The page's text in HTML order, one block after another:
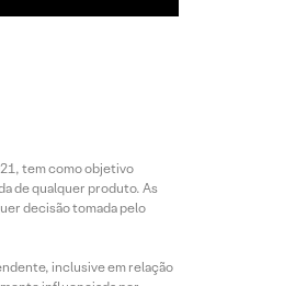
tem como objetivo
de qualquer produto. As
decisão tomada pelo
inclusive em relação